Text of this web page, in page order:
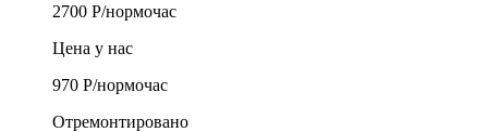
2700 Р/нормочас
Цена у нас
970 Р/нормочас
Отремонтировано